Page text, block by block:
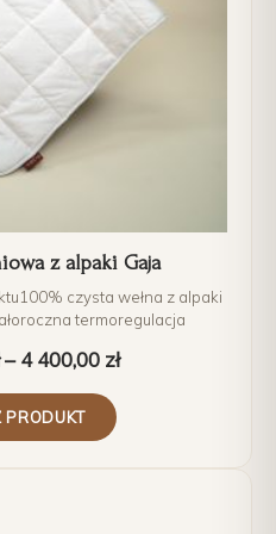
z alpaki Gaja
czysta wełna z alpaki
termoregulacja
– 4 400,00 zł
PRODUKT